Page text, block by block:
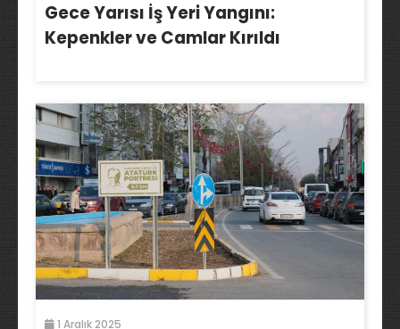
Gece Yarısı İş Yeri Yangını:
Kepenkler ve Camlar Kırıldı
1 Aralık 2025